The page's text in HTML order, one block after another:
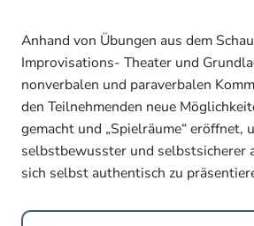
Anhand von Übungen aus dem
Improvisations- Theater und
nonverbalen und paraverbalen
den Teilnehmenden neue
gemacht und „Spielräume“ eröffnet,
selbstbewusster und selbstsicherer
sich selbst authentisch zu